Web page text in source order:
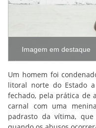
Imagem em destaque
Um homem foi
litoral norte do Estado
fechado, pela prática de
carnal com uma
padrasto da vítima,